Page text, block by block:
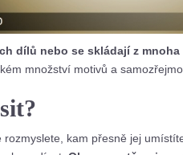
dílů nebo se skládají z
množství motivů a
kam přesně jej